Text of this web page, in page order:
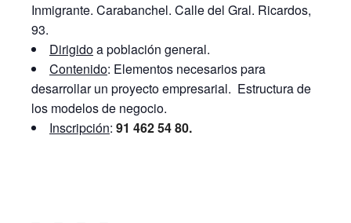
Inmigrante. Carabanchel. Calle del Gral. Ricardos,
93.
Dirigidoa población general.
Contenido: Elementos necesarios para
desarrollar un proyecto empresarial. Estructura de
los modelos de negocio.
Inscripción: 91 462 54 80.